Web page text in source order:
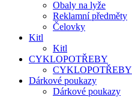
Obaly na lyže
Reklamní předměty
Čelovky
Kitl
Kitl
CYKLOPOTŘEBY
CYKLOPOTŘEBY
Dárkové poukazy
Dárkové poukazy